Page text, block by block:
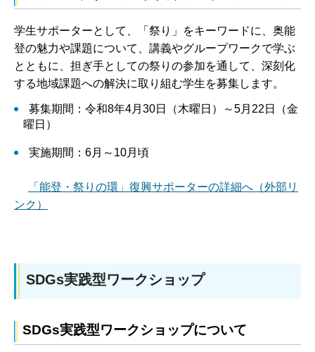
学生サポーターとして、「祭り」をキーワードに、奥能
登の魅力や課題について、講義やグループワークで学ぶ
とともに、担ぎ手としての祭りの参加を通して、深刻化
する地域課題への解決に取り組む学生を募集します。
募集期間：令和8年4月30日（木曜日）～5月22日（金
曜日）
実施期間：6月～10月頃
「能登・祭りの環」復興サポーターの詳細へ（外部リ
ンク）
SDGs実践型ワークショップ
SDGs実践型ワークショップについて